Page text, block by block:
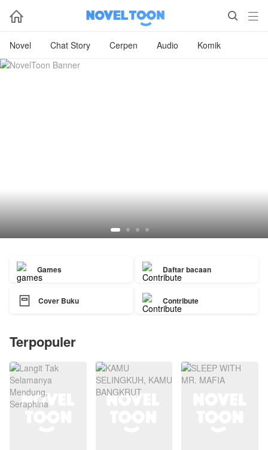
  
Novel Chat Story Cerpen Audio Komik
Games Daftar bacaan
 Cover Buku Contribute
Terpopuler